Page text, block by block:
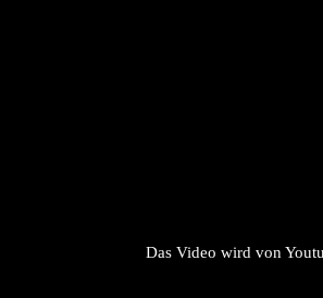
Das Video wird von